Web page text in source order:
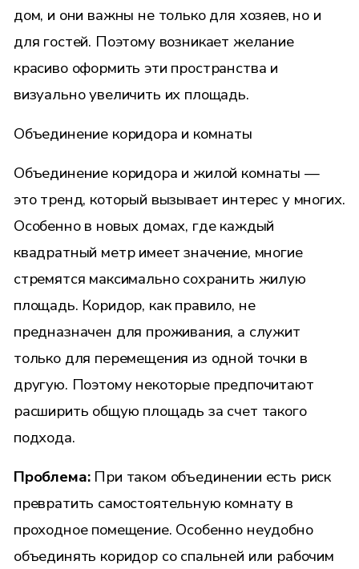
дом, и они важны не только для хозяев, но и
для гостей. Поэтому возникает желание
красиво оформить эти пространства и
визуально увеличить их площадь.
Объединение коридора и комнаты
Объединение коридора и жилой комнаты —
это тренд, который вызывает интерес у многих.
Особенно в новых домах, где каждый
квадратный метр имеет значение, многие
стремятся максимально сохранить жилую
площадь. Коридор, как правило, не
предназначен для проживания, а служит
только для перемещения из одной точки в
другую. Поэтому некоторые предпочитают
расширить общую площадь за счет такого
подхода.
Проблема:При таком объединении есть риск
превратить самостоятельную комнату в
проходное помещение. Особенно неудобно
объединять коридор со спальней или рабочим